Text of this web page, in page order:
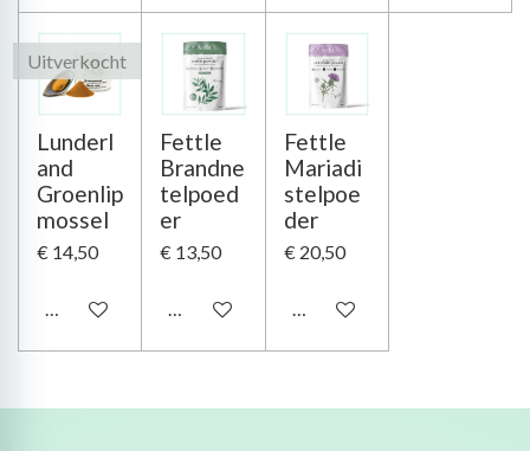
Uitverkocht
Lunderl
and
Groenlip
mossel
€ 14,50
Houd mij op de hoogte
Fettle
Brandne
telpoed
er
€ 13,50
In winkelwagen
Fettle
Mariadi
stelpoe
der
€ 20,50
In winkelwagen